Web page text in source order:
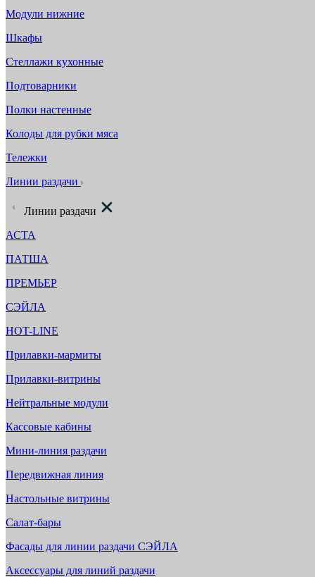
Модули нижние
Шкафы
Стеллажи кухонные
Подтоварники
Полки настенные
Колоды для рубки мяса
Тележки
Линии раздачи
Линии раздачи
АСТА
ПАТША
ПРЕМЬЕР
СЭЙЛА
HOT-LINE
Прилавки-мармиты
Прилавки-витрины
Нейтральные модули
Кассовые кабины
Мини-линия раздачи
Передвижная линия
Настольные витрины
Салат-бары
Фасады для линии раздачи СЭЙЛА
Аксессуары для линий раздачи